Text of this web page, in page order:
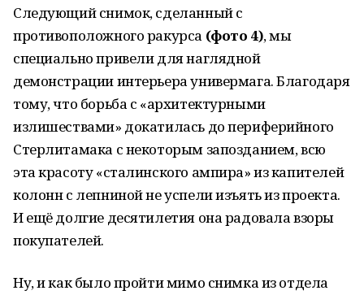
Следующий снимок, сделанный с
противоположного ракурса (фото 4), мы
специально привели для наглядной
демонстрации интерьера универмага. Благодаря
тому, что борьба с «архитектурными
излишествами» докатилась до периферийного
Стерлитамака с некоторым запозданием, всю
эта красоту «сталинского ампира» из капителей
колонн с лепниной не успели изъять из проекта.
И ещё долгие десятилетия она радовала взоры
покупателей.
Ну, и как было пройти мимо снимка из отдела